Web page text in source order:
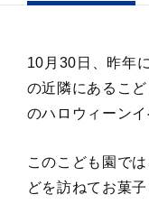
10月30日、昨年
の近隣にあるこ
のハロウィーン
このこども園で
どを訪ねてお菓